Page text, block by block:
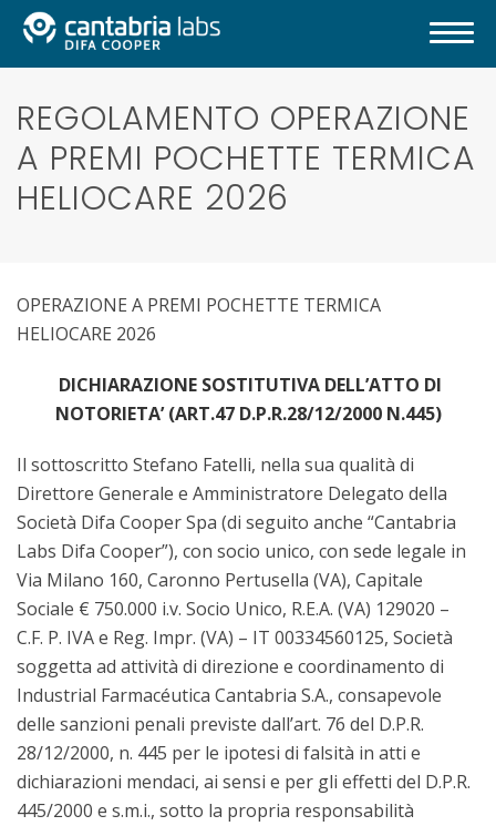
REGOLAMENTO OPERAZIONE
A PREMI POCHETTE TERMICA
HELIOCARE 2026
OPERAZIONE A PREMI POCHETTE TERMICA
HELIOCARE 2026
DICHIARAZIONE SOSTITUTIVA DELL’ATTO DI
NOTORIETA’ (ART.47 D.P.R.28/12/2000 N.445)
Il sottoscritto Stefano Fatelli, nella sua qualità di
Direttore Generale e Amministratore Delegato della
Società Difa Cooper Spa (di seguito anche “Cantabria
Labs Difa Cooper”), con socio unico, con sede legale in
Via Milano 160, Caronno Pertusella (VA), Capitale
Sociale € 750.000 i.v. Socio Unico, R.E.A. (VA) 129020 –
C.F. P. IVA e Reg. Impr. (VA) – IT 00334560125, Società
soggetta ad attività di direzione e coordinamento di
Industrial Farmacéutica Cantabria S.A., consapevole
delle sanzioni penali previste dall’art. 76 del D.P.R.
28/12/2000, n. 445 per le ipotesi di falsità in atti e
dichiarazioni mendaci, ai sensi e per gli effetti del D.P.R.
445/2000 e s.m.i., sotto la propria responsabilità